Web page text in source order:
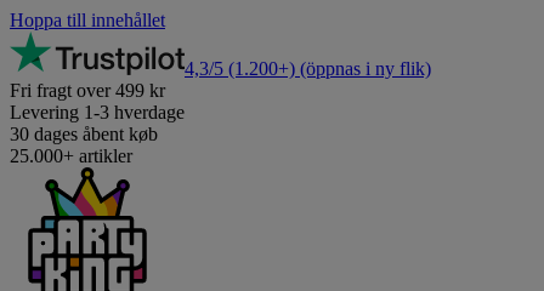
Hoppa till innehållet
4,3/5 (1.200+) (öppnas i ny flik)
Fri fragt over 499 kr
Levering 1-3 hverdage
30 dages åbent køb
25.000+ artikler